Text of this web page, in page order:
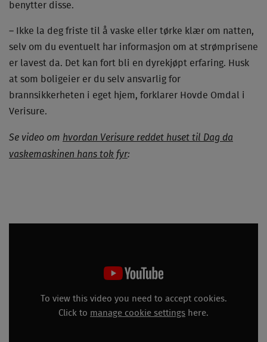
benytter disse.
– Ikke la deg friste til å vaske eller tørke klær om natten,
selv om du eventuelt har informasjon om at strømprisene
er lavest da. Det kan fort bli en dyrekjøpt erfaring. Husk
at som boligeier er du selv ansvarlig for
brannsikkerheten i eget hjem, forklarer Hovde Omdal i
Verisure.
Se video om hvordan Verisure reddet huset til Dag da
vaskemaskinen hans tok fyr:
To view this video you need to accept cookies.
Click to manage cookie settings here.